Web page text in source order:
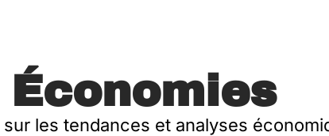
Économies
les tendances et analyses